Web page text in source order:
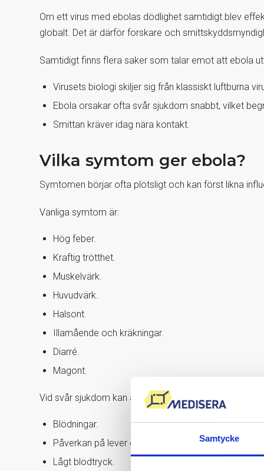
Samtycke
Om ett virus med ebolas dödlighet samtidigt blev
globalt. Det är därför forskare och
Samtidigt finns flera saker som talar emot att ebola
Virusets biologi skiljer sig från klassiskt luftburna
Ebola orsakar ofta svår sjukdom snabbt, vilket
Smittan kräver idag nära kontakt.
Vilka symtom ger ebola?
Symtomen börjar ofta plötsligt och kan först likna
Vanliga symtom är:
Hög feber.
Kraftig trötthet.
Muskelvärk.
Huvudvärk.
Halsont.
Illamående och kräkningar.
Diarré.
Magont.
Vid svår sjukdom kan även följande förekomma:
Blödningar.
Påverkan på lever och njurar.
Lågt blodtryck.